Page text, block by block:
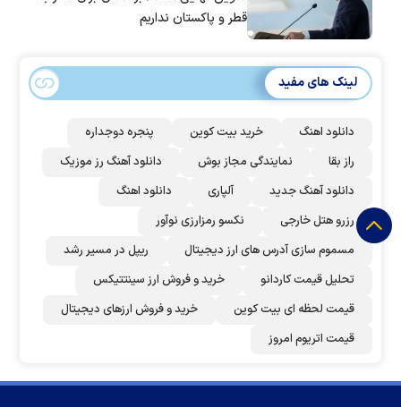
قطر و پاکستان نداریم
لینک های مفید
دانلود اهنگ خرید بیت کوین
پنجره دوجداره
راز بقا
نمایندگی مجاز بوش
دانلود آهنگ رز‌ موزیک
دانلود آهنگ جدید
آلپاری
دانلود اهنگ
رزرو هتل خارجی
نکسو رمزارزی نوآور
مسموم سازی آدرس های ارز دیجیتال
ریپل در مسیر رشد
تحلیل قیمت کاردانو
خرید و فروش ارز سینتتیکس
قیمت لحظه ای بیت کوین
خرید و فروش ارزهای دیجیتال
قیمت اتریوم امروز